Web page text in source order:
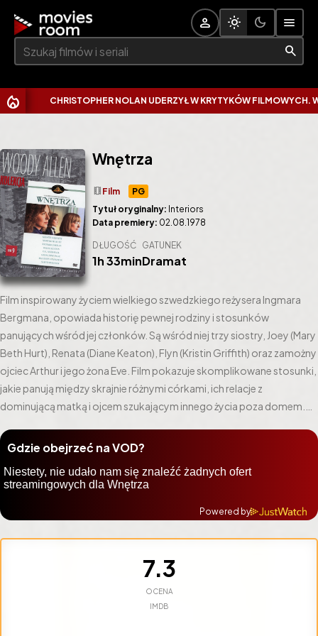
Szukaj:
CHRISTOPHER NOLAN UDERZYŁ W KRYTYKÓW FILMOWYCH.
Wnętrza
PG
theaters Film
Tytuł oryginalny: Interiors
Data premiery: 02.08.1978
Film inspirowany życiem wielkiego szwedzkiego reżysera Ingmara
Bergmana, opowiada historię pewnej rodziny i stosunków
panujących wśród jej członków. Są wśród niej trzy siostry, Joey (Mary
Beth Hurt), Renata (Diane Keaton), Flyn (Kristin Griffith) oraz zamożny
ojciec Arthur i jego żona Eve. Film pokazuje skomplikowane stosunki,
jakie panują między skrajnie różnymi córkami, ich relacje z
dominującą matką i ojcem szukającym innego życia poza domem.
a Pearl spontaniczna i bardzo kokieteryjna. Rozstanie Eve z Arthurem
osamotnioną matką.
DŁUGOŚĆ
1h 33min
GATUNEK
Dramat
Gdzie obejrzeć na VOD?
Powered by
7.3
OCENA
IMDB